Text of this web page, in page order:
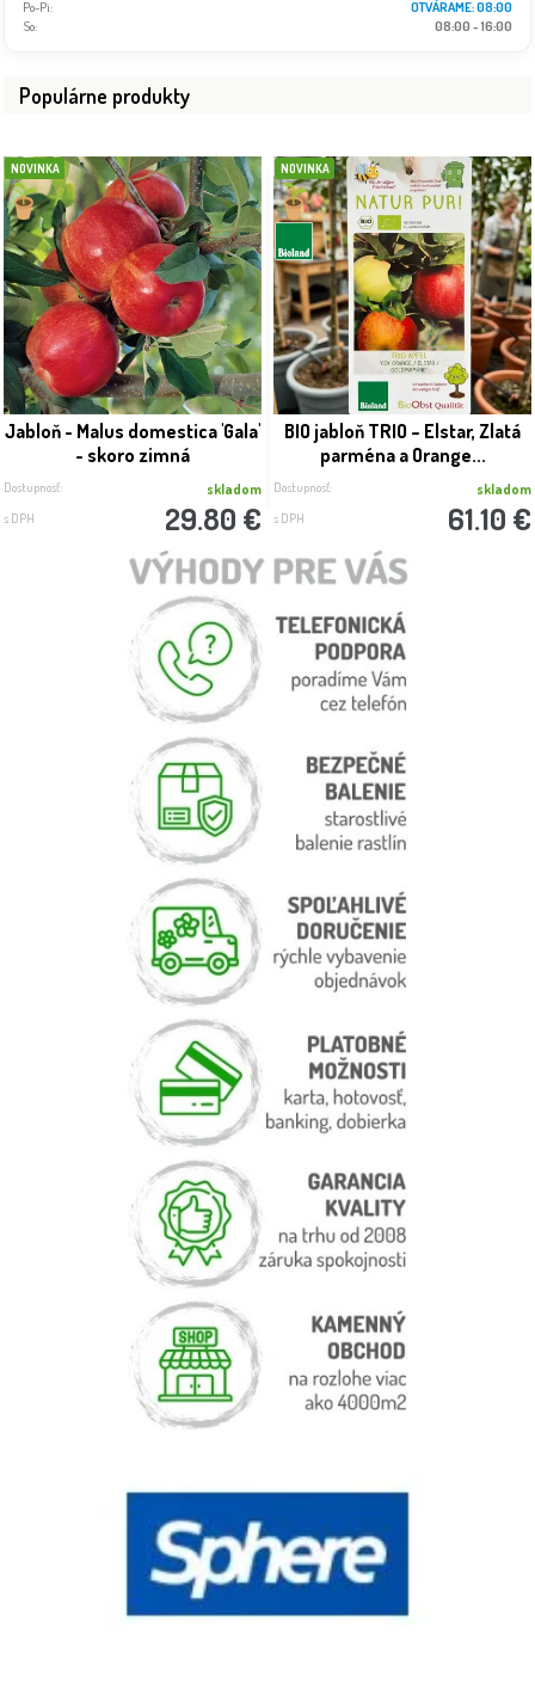
Po-Pi:
08:00 - 18:00
So:
08:00 - 16:00
Populárne produkty
NOVINKA
Jabloň - Malus domestica 'Gala'
- skoro zimná
Dostupnosť: skladom
s DPH 29.80 €
NOVINKA
BIO jabloň TRIO – Elstar, Zlatá
parména a Orange...
Dostupnosť: skladom
s DPH 61.10 €